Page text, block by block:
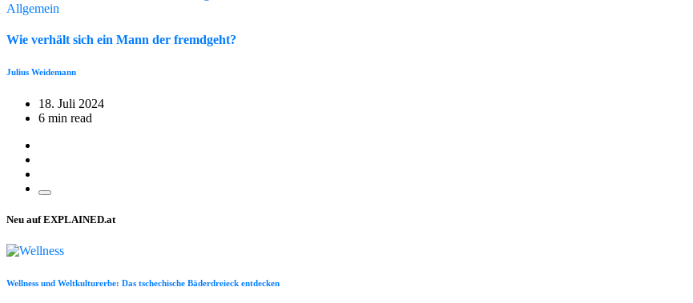
Allgemein
Wie verhält sich ein Mann der fremdgeht?
Julius Weidemann
18. Juli 2024
6 min read
Neu auf EXPLAINED.at
Wellness und Weltkulturerbe: Das tschechische Bäderdreieck entdecken